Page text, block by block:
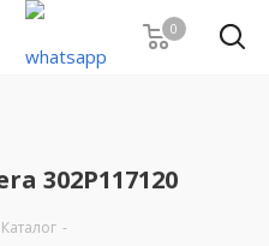
0
302P117120
Каталог -